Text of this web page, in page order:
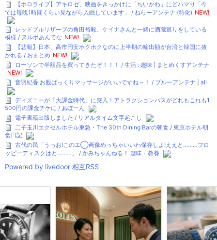
【ホロライブ】アキロゼ、映画をきっかけに「ちいかわ」にどハマり「今
では毎晩1時間くらい見ながら入眠しています」 / ねらーアンテナ (特化) NEW!
レッドブルリザーブの角田裕毅、ケイナさんと一緒に酒蔵巡りをしている
模様 / ヌルポあんてな NEW!
【悲報】日本、高市円安ホクホクなのに上半期の輸出額が台湾と韓国に抜
かれる / おまとめ NEW!
ローソンで半額品を買ってきたぞ！！！ / 生活 : 趣味 | まとめくすアンテナ
NEW!
音羽紀香 お股ぱっくりマッサージがいいですね～！ / ブルーアンテナ | all
ディズニーが「大課金時代」に突入！アトラクションパスがどれもこれも1
500円の課金チケに / あぼーん
電子書籍出版しました / リアルタイム文字起こし
二子玉川エクセルホテル東急・The 30th Dining Barの朝食 / 東京ホテル朝
食日記
古代の民「うっお!このエ◯画像めっちゃいいわ保存しよ!ええと………フロ
ッピーディスクはと………」 / かみちゃんねる！ 趣味・教養
Powered by livedoor 相互RSS